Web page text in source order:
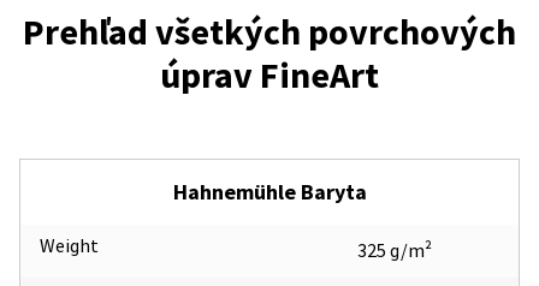
Prehľad všetkých povrchových
úprav FineArt
Hahnemühle Baryta
Weight 325 g/m²